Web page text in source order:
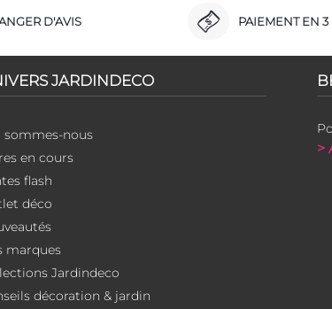
D'AVIS PAIEMENT EN 3
JARDINDECO
sommes-nous
en cours
flash
déco
marques
Jardindeco
décoration & jardin
>